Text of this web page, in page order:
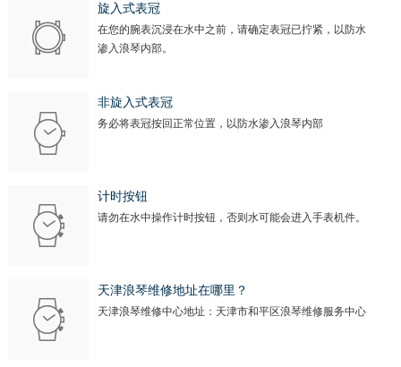
旋入式表冠
在您的腕表沉浸在水中之前，请确定表冠已拧紧，以防水
渗入浪琴内部。
非旋入式表冠
务必将表冠按回正常位置，以防水渗入浪琴内部
计时按钮
请勿在水中操作计时按钮，否则水可能会进入手表机件。
天津浪琴维修地址在哪里？
天津浪琴维修中心地址：天津市和平区浪琴维修服务中心